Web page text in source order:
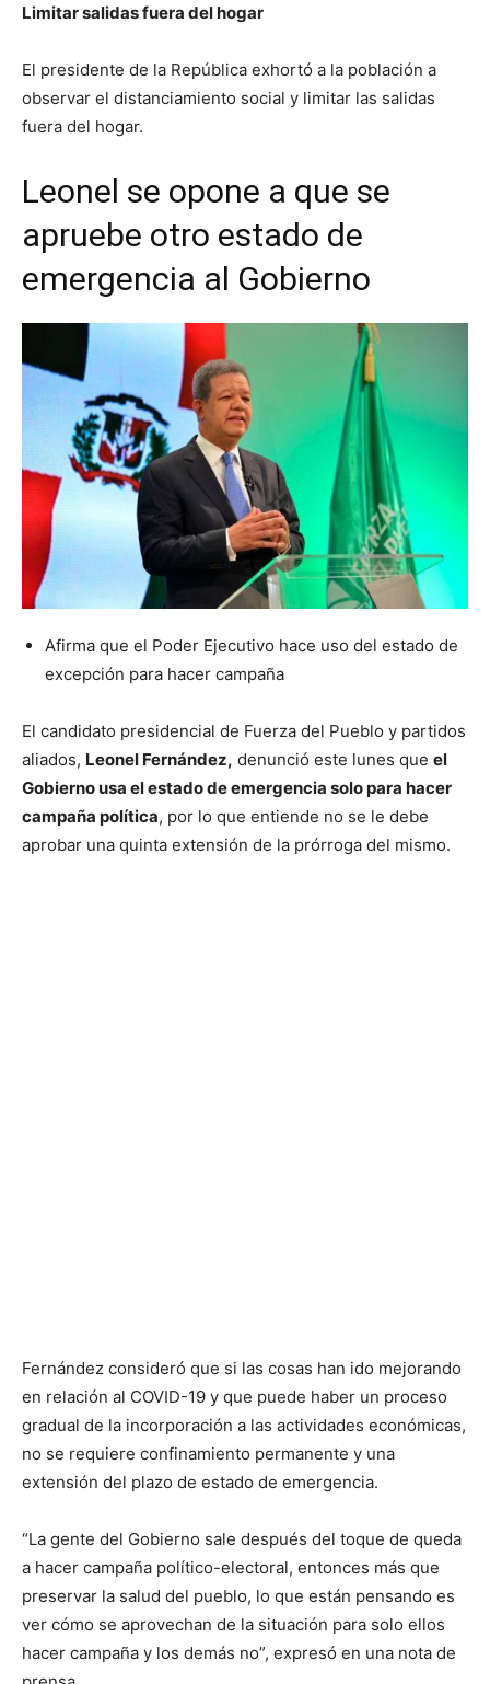
Limitar salidas fuera del hogar
El presidente de la República exhortó a la población a
observar el distanciamiento social y limitar las salidas
fuera del hogar.
Leonel se opone a que se
apruebe otro estado de
emergencia al Gobierno
Afirma que el Poder Ejecutivo hace uso del estado de
excepción para hacer campaña
El candidato presidencial de Fuerza del Pueblo y partidos
aliados, Leonel Fernández, denunció este lunes que el
Gobierno usa el estado de emergencia solo para hacer
campaña política, por lo que entiende no se le debe
aprobar una quinta extensión de la prórroga del mismo.
Fernández consideró que si las cosas han ido mejorando
en relación al COVID-19 y que puede haber un proceso
gradual de la incorporación a las actividades económicas,
no se requiere confinamiento permanente y una
extensión del plazo de estado de emergencia.
“La gente del Gobierno sale después del toque de queda
a hacer campaña político-electoral, entonces más que
preservar la salud del pueblo, lo que están pensando es
ver cómo se aprovechan de la situación para solo ellos
hacer campaña y los demás no”, expresó en una nota de